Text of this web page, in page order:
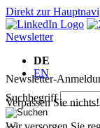
Direkt zur
Newsletter
DE
EN
Suchbegriff
Newsletter-
Verpassen Sie nichts!